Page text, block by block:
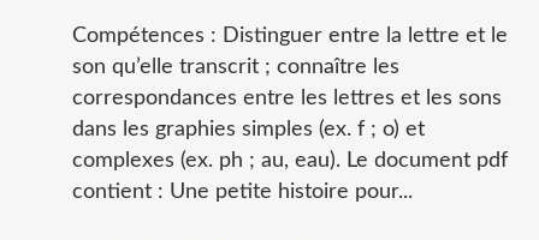
Compétences : Distinguer entre la lettre et le
son qu’elle transcrit ; connaître les
correspondances entre les lettres et les sons
dans les graphies simples (ex. f ; o) et
complexes (ex. ph ; au, eau). Le document pdf
contient : Une petite histoire pour...